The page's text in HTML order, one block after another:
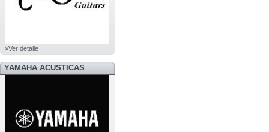
»Ver detalle
YAMAHA ACUSTICAS